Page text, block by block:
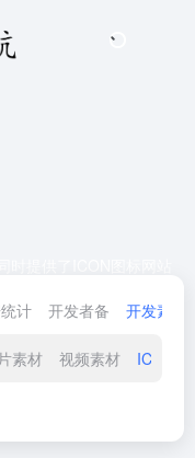
航找到心仪的ICON图标
计 开发者备 开发素材
素材 视频素材 ICON图